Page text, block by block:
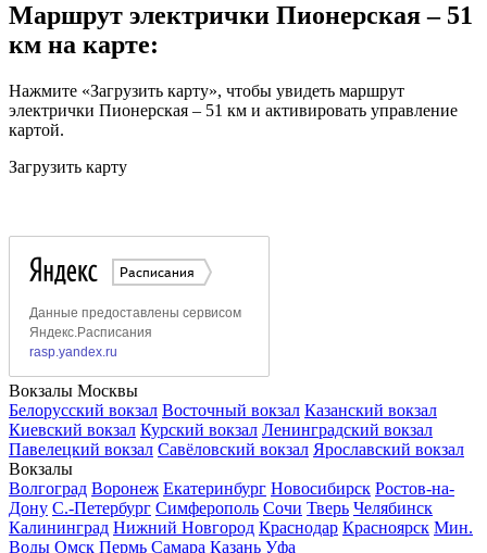
Маршрут электрички Пионерская – 51
км на карте:
Нажмите «Загрузить карту», чтобы увидеть маршрут
электрички Пионерская – 51 км и активировать управление
картой.
Загрузить карту
Вокзалы Москвы
Белорусский вокзал Восточный вокзал Казанский вокзал
Киевский вокзал Курский вокзал Ленинградский вокзал
Павелецкий вокзал Савёловский вокзал Ярославский вокзал
Вокзалы
Волгоград Воронеж Екатеринбург Новосибирск Ростов-на-
Дону С.-Петербург Симферополь Сочи Тверь Челябинск
Калининград Нижний Новгород Краснодар Красноярск Мин.
Воды Омск Пермь Самара Казань Уфа